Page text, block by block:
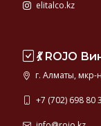
elitalco.kz
💃 ROJO
г. Алматы, мкр-
+7 (702) 698 80